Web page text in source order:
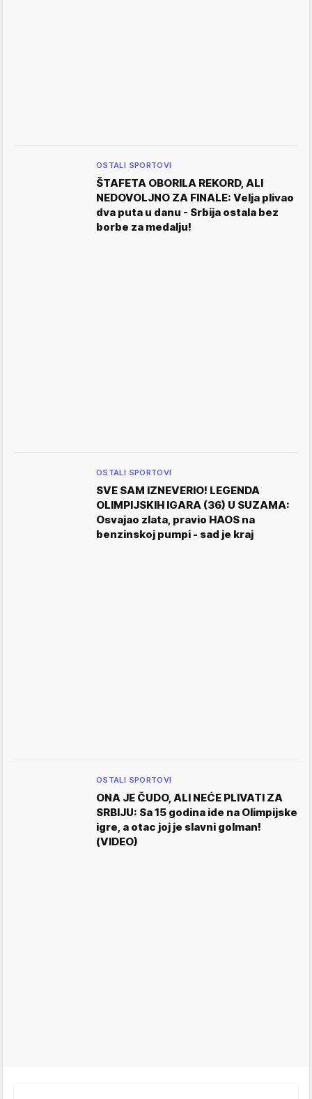
OSTALI SPORTOVI
ŠTAFETA OBORILA REKORD, ALI
NEDOVOLJNO ZA FINALE: Velja plivao
dva puta u danu - Srbija ostala bez
borbe za medalju!
OSTALI SPORTOVI
SVE SAM IZNEVERIO! LEGENDA
OLIMPIJSKIH IGARA (36) U SUZAMA:
Osvajao zlata, pravio HAOS na
benzinskoj pumpi - sad je kraj
OSTALI SPORTOVI
ONA JE ČUDO, ALI NEĆE PLIVATI ZA
SRBIJU: Sa 15 godina ide na Olimpijske
igre, a otac joj je slavni golman!
(VIDEO)